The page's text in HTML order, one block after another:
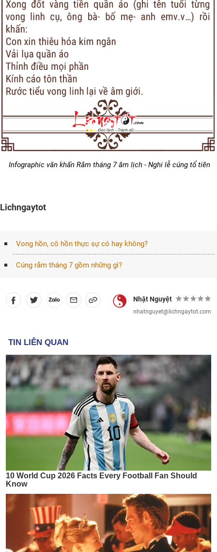
Infographic văn khấn Rằm tháng 7 âm lịch - Nghi lễ cúng tổ tiên
Lichngaytot
Vong hồn, cô hồn thực sự có hay không?
Cúng rằm tháng 7 gồm những gì?
Nhật Nguyệt
nhatnguyet@lichngaytot.com